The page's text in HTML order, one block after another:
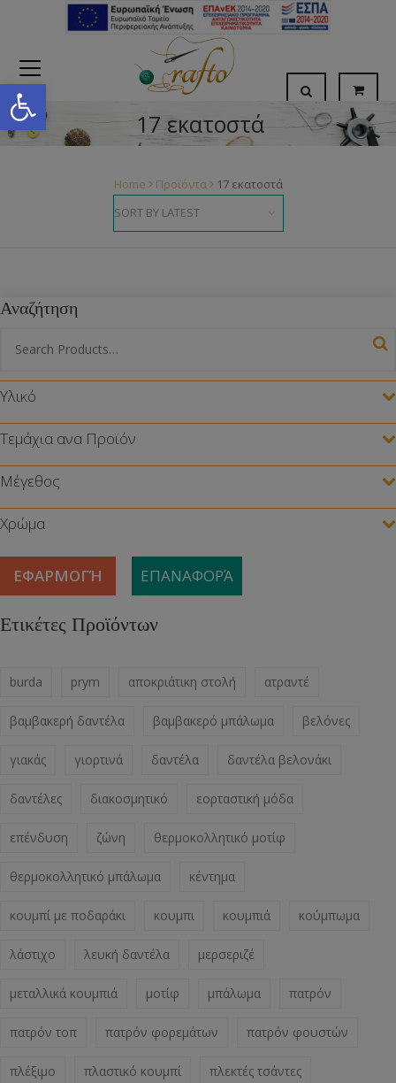
Open toolbar
17 εκατοστά
Home Προϊόντα 17 εκατοστά
Αναζήτηση
Υλικό
Τεμάχια ανα Προϊόν
Μέγεθος
Χρώμα
ΕΦΑΡΜΟΓΉ ΕΠΑΝΑΦΟΡΆ
Ετικέτες Προϊόντων
burda prym αποκριάτικη στολή ατραντέ
βαμβακερή δαντέλα βαμβακερό μπάλωμα βελόνες
γιακάς γιορτινά δαντέλα δαντέλα βελονάκι
δαντέλες διακοσμητικό εορταστική μόδα
επένδυση ζώνη θερμοκολλητικό μοτίφ
θερμοκολλητικό μπάλωμα κέντημα
κουμπί με ποδαράκι κουμπι κουμπιά κούμπωμα
λάστιχο λευκή δαντέλα μερσεριζέ
μεταλλικά κουμπιά μοτίφ μπάλωμα πατρόν
πατρόν τοπ πατρόν φορεμάτων πατρόν φουστών
πλέξιμο πλαστικό κουμπί πλεκτές τσάντες